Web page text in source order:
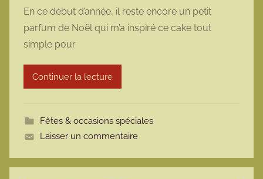
r
m
r
t
e
En ce début d’année, il reste encore un petit
parfum de Noël qui m’a inspiré ce cake tout
simple pour
Continuer la lecture
Fêtes & occasions spéciales
Laisser un commentaire